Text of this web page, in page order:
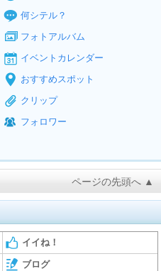
何シテル？
フォトアルバム
イベントカレンダー
おすすめスポット
クリップ
フォロワー
ページの先頭へ ▲
イイね！
ブログ